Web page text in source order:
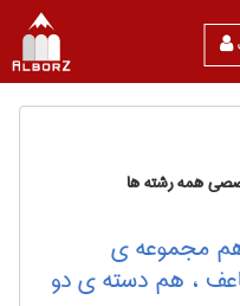
همه رشته ها
هم مجموعه ی
، هم دسته ی دو